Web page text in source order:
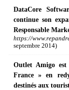
DataCore
continue son
Responsable
https://
septembre 2014)
Outlet Amigo
France » en
destinés aux